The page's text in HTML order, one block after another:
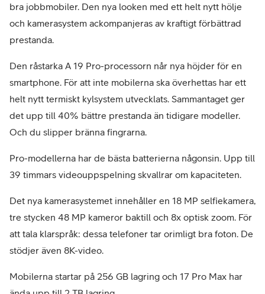
bra jobbmobiler. Den nya looken med ett helt nytt hölje
och kamerasystem ackompanjeras av kraftigt förbättrad
prestanda.
Den råstarka A 19 Pro-processorn når nya höjder för en
smartphone. För att inte mobilerna ska överhettas har ett
helt nytt termiskt kylsystem utvecklats. Sammantaget ger
det upp till 40% bättre prestanda än tidigare modeller.
Och du slipper bränna fingrarna.
Pro-modellerna har de bästa batterierna någonsin. Upp till
39 timmars videouppspelning skvallrar om kapaciteten.
Det nya kamerasystemet innehåller en 18 MP selfiekamera,
tre stycken 48 MP kameror baktill och 8x optisk zoom. För
att tala klarspråk: dessa telefoner tar orimligt bra foton. De
stödjer även 8K-video.
Mobilerna startar på 256 GB lagring och 17 Pro Max har